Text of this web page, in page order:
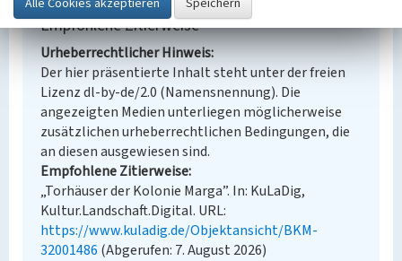
Empfohlene Zitierweise
Urheberrechtlicher Hinweis
Der hier präsentierte Inhalt steht unter der freien
Lizenz dl-by-de/2.0 (Namensnennung). Die
angezeigten Medien unterliegen möglicherweise
zusätzlichen urheberrechtlichen Bedingungen, die
an diesen ausgewiesen sind.
Empfohlene Zitierweise
„Torhäuser der Kolonie Marga”. In: KuLaDig,
Kultur.Landschaft.Digital. URL:
https://www.kuladig.de/Objektansicht/BKM-
32001486 (Abgerufen: 7. August 2026)